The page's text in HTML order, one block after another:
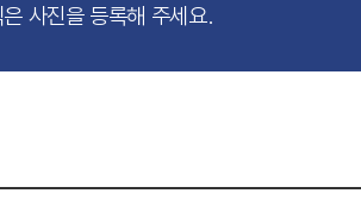
사진을 등록해 주세요.